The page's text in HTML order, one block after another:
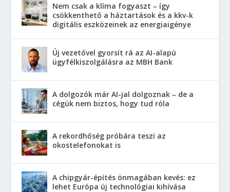
Nem csak a klíma fogyaszt – így
csökkenthető a háztartások és a kkv-k
digitális eszközeinek az energiaigénye
Új vezetővel gyorsít rá az AI-alapú
ügyfélkiszolgálásra az MBH Bank
A dolgozók már AI-jal dolgoznak – de a
cégük nem biztos, hogy tud róla
A rekordhőség próbára teszi az
okostelefonokat is
A chipgyár-építés önmagában kevés: ez
lehet Európa új technológiai kihívása